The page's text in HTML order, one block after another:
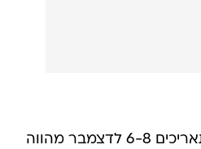
הוועידה שתיערך בין התאריכים 6-8 לדצמבר מהווה